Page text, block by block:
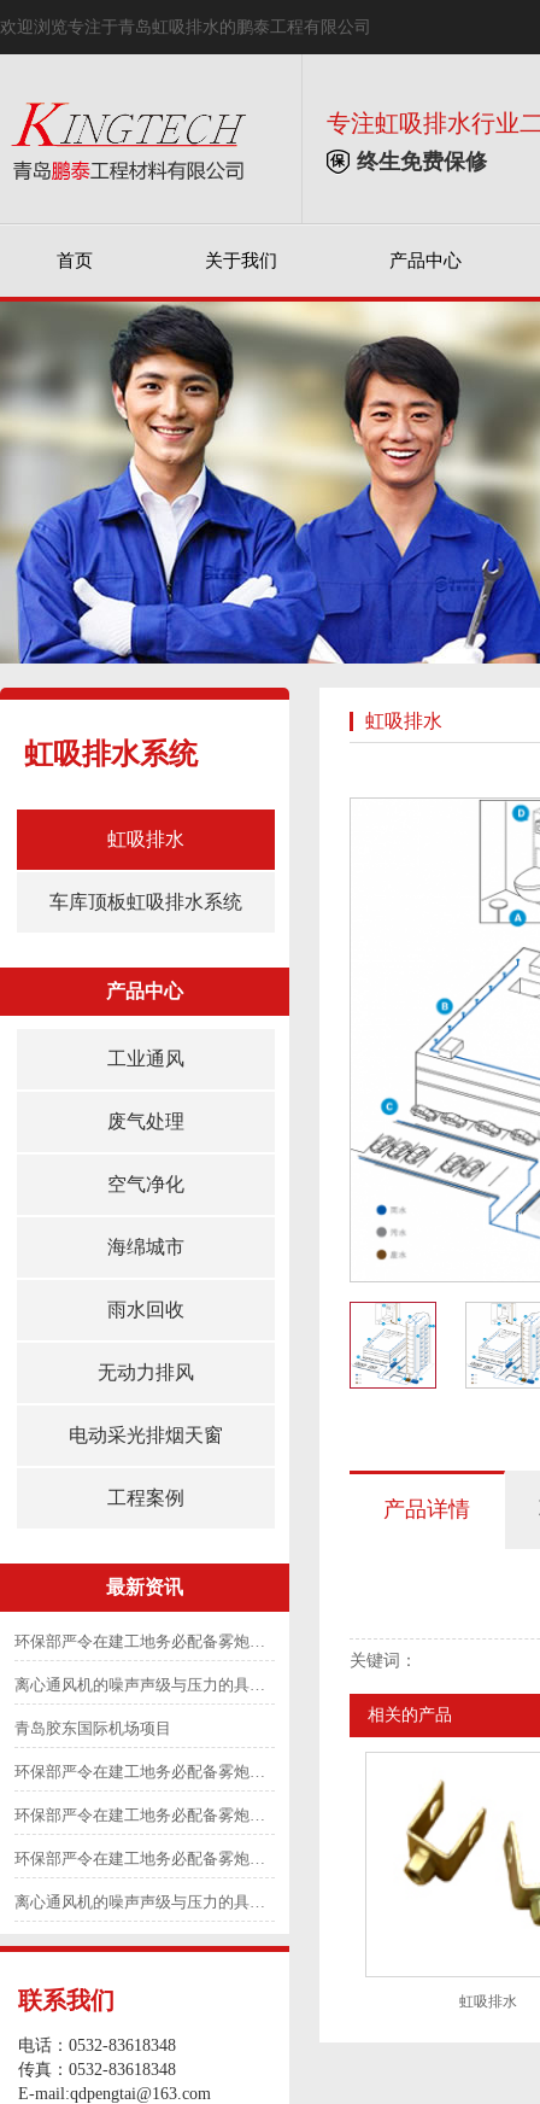
欢迎浏览专注于青岛虹吸排水的鹏泰工程有限公司
专注虹吸排水行业
终生免费保修
首页 关于我们 产品中心
虹吸排水系统
虹吸排水
车库顶板虹吸排水系统
产品中心
工业通风
废气处理
空气净化
海绵城市
雨水回收
无动力排风
电动采光排烟天窗
工程案例
最新资讯
环保部严令在建工地务必配备雾炮等除尘降尘设备4
离心通风机的噪声声级与压力的具体划分6
青岛胶东国际机场项目
环保部严令在建工地务必配备雾炮等除尘降尘设备3
环保部严令在建工地务必配备雾炮等除尘降尘设备1
环保部严令在建工地务必配备雾炮等除尘降尘设备2
离心通风机的噪声声级与压力的具体划分5
联系我们
电话：0532-83618348
传真：0532-83618348
E-mail:qdpengtai@163.com
虹吸排水
产品详情
关键词：
相关的产品
虹吸排水